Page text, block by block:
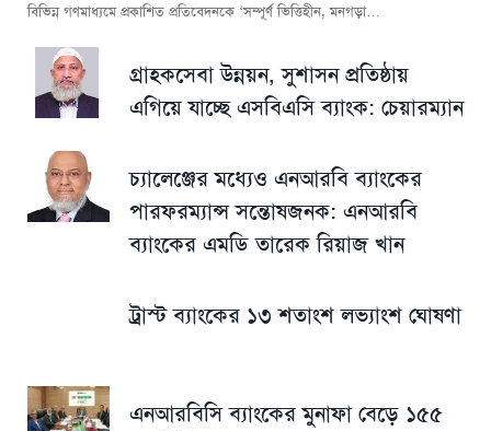
বিভিন্ন গণমাধ্যমে প্রকাশিত প্রতিবেদনকে ‘সম্পূর্ণ ভিত্তিহীন, মনগড়া…
গ্রাহকসেবা উন্নয়ন, সুশাসন প্রতিষ্ঠায়
এগিয়ে যাচ্ছে এসবিএসি ব্যাংক: চেয়ারম্যান
চ্যালেঞ্জের মধ্যেও এনআরবি ব্যাংকের
পারফরম্যান্স সন্তোষজনক: এনআরবি
ব্যাংকের এমডি তারেক রিয়াজ খান
ট্রাস্ট ব্যাংকের ১৩ শতাংশ লভ্যাংশ ঘোষণা
এনআরবিসি ব্যাংকের মুনাফা বেড়ে ১৫৫